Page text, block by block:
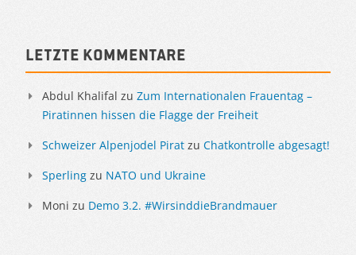
Sidebar
Letzte Kommentare
Abdul Khalifal zu Zum Internationalen Frauentag –
Piratinnen hissen die Flagge der Freiheit
Schweizer Alpenjodel Pirat zu Chatkontrolle abgesagt!
Sperling zu NATO und Ukraine
Moni zu Demo 3.2. #WirsinddieBrandmauer